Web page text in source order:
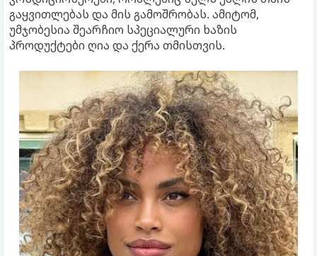
გაყვითლებას და მის გამოშრობას. ამიტომ,
უმჯობესია შეარჩიო სპეციალური ხაზის
პროდუქტები ღია და ქერა თმისთვის.